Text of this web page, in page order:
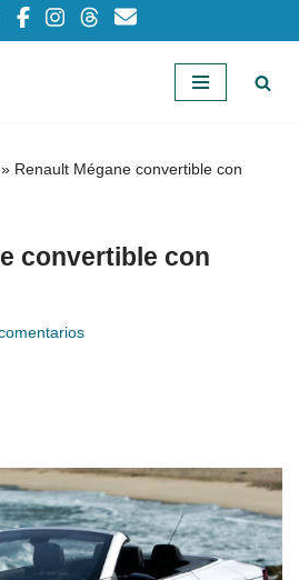
» Renault Mégane convertible con
convertible con